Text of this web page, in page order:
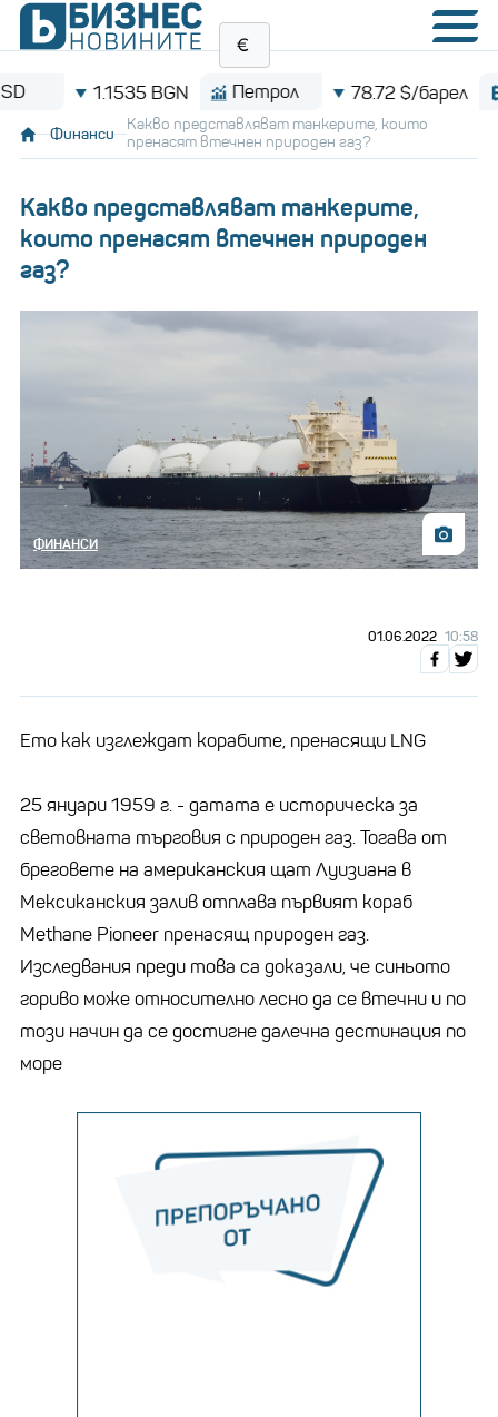
1.1535 BGN Петрол 78.72 $/барел Bitcoin
Финанси
Какво представляват танкерите, които
пренасят втечнен природен газ?
Какво представляват танкерите,
които пренасят втечнен природен
газ?
ФИНАНСИ
01.06.2022 10:58
Ето как изглеждат корабите, пренасящи LNG
25 януари 1959 г. - датата е историческа за
световната търговия с природен газ. Тогава от
бреговете на американския щат Луизиана в
Мексиканския залив отплава първият кораб
Methane Pioneer пренасящ природен газ.
Изследвания преди това са доказали, че синьото
гориво може относително лесно да се втечни и по
този начин да се достигне далечна дестинация по
море